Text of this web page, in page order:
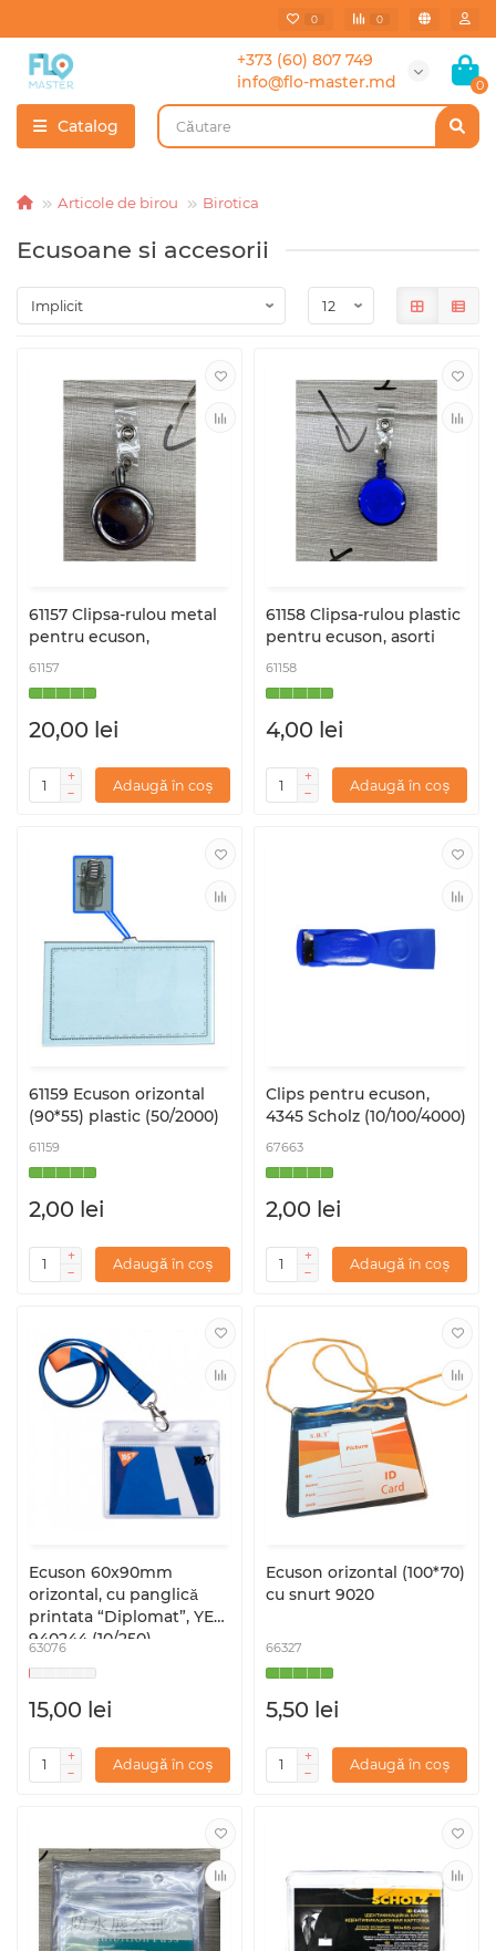
0 0
+373 (60) 807 749
info@flo-master.md
0
Catalog
Articole de birou Birotica
Ecusoane si accesorii
61157 Clipsa-rulou metal
pentru ecuson,
61157
20,00 lei
Adaugă în coș
61158 Clipsa-rulou plastic
pentru ecuson, asorti
61158
4,00 lei
Adaugă în coș
61159 Ecuson orizontal
(90*55) plastic (50/2000)
61159
2,00 lei
Adaugă în coș
Clips pentru ecuson,
4345 Scholz (10/100/4000)
67663
2,00 lei
Adaugă în coș
Ecuson 60x90mm
orizontal, cu panglică
printata “Diplomat”, YES
940244 (10/250)
63076
15,00 lei
Adaugă în coș
Ecuson orizontal (100*70)
cu snurt 9020
66327
5,50 lei
Adaugă în coș